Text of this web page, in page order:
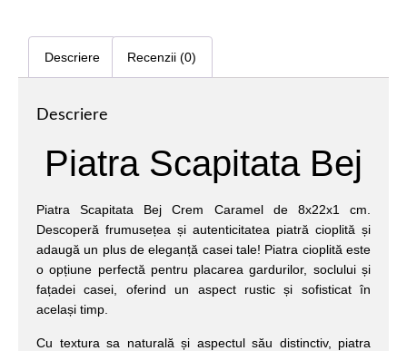
Descriere Recenzii (0)
Descriere
Piatra Scapitata Bej
Piatra Scapitata Bej Crem Caramel de 8x22x1 cm.
Descoperă frumusețea și autenticitatea piatră cioplită și
adaugă un plus de eleganță casei tale! Piatra cioplită este
o opțiune perfectă pentru placarea gardurilor, soclului și
fațadei casei, oferind un aspect rustic și sofisticat în
același timp.
Cu textura sa naturală și aspectul său distinctiv, piatra